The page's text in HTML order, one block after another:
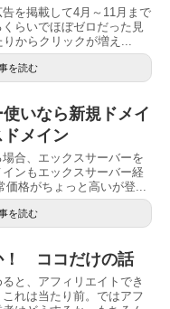
を掲載して4月～11月まで
らいでほぼゼロだった見
からクリックが増え...
を読む
いなら新規ドメイ
メイン
合、エックスサーバーを
ンもエックスサーバー経
格がちょっと高いが登...
を読む
！ ココだけの話
と、アフィリエイトでき
れは当たり前。ではアフ